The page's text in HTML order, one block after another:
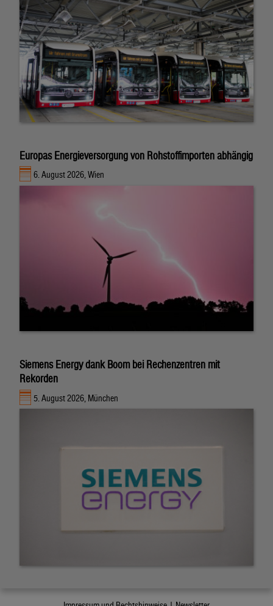
Europas Energieversorgung von Rohstoffimporten abhängig
6. August 2026, Wien
Siemens Energy dank Boom bei Rechenzentren mit
Rekorden
5. August 2026, München